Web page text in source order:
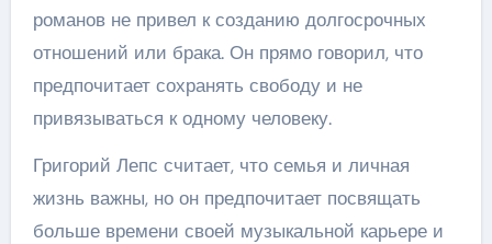
романов не привел к созданию долгосрочных
отношений или брака. Он прямо говорил, что
предпочитает сохранять свободу и не
привязываться к одному человеку.
Григорий Лепс считает, что семья и личная
жизнь важны, но он предпочитает посвящать
больше времени своей музыкальной карьере и